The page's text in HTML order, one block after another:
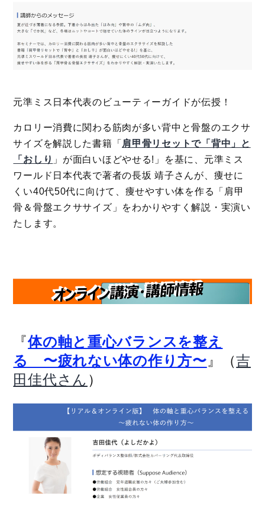
元準ミス日本代表のビューティーガイドが伝授！
カロリー消費に関わる筋肉が多い背中と骨盤のエクサ
サイズを解説した書籍「 肩甲骨リセットで「背中」と
「おしり 」が面白いほどやせる!」を基に、元準ミス
ワールド日本代表で著者の長坂 靖子さんが、痩せに
くい40代50代に向けて、痩せやすい体を作る「肩甲
骨＆骨盤エクササイズ」をわかりやすく解説・実演い
たします。
『体の軸と重心バランスを整え
る 〜疲れない体の作り方〜 』（吉
田佳代さん ）